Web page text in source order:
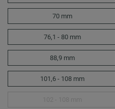
70 mm
76,1 - 80 mm
88,9 mm
101,6 - 108 mm